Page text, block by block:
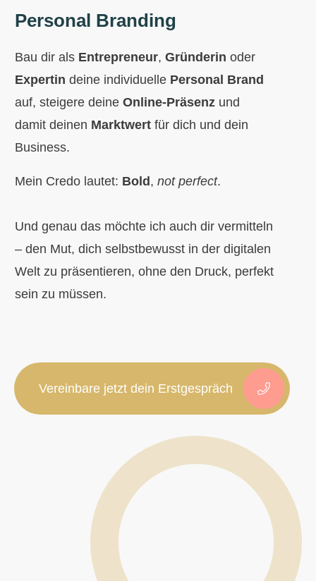
Personal Branding
Bau dir als Entrepreneur, Gründerin oder
Expertin deine individuelle Personal Brand
auf, steigere deine Online-Präsenz und
damit deinen Marktwert für dich und dein
Business.
Mein Credo lautet: Bold , not perfect.
Und genau das möchte ich auch dir vermitteln
– den Mut, dich selbstbewusst in der digitalen
Welt zu präsentieren, ohne den Druck, perfekt
sein zu müssen.
Vereinbare jetzt dein Erstgespräch